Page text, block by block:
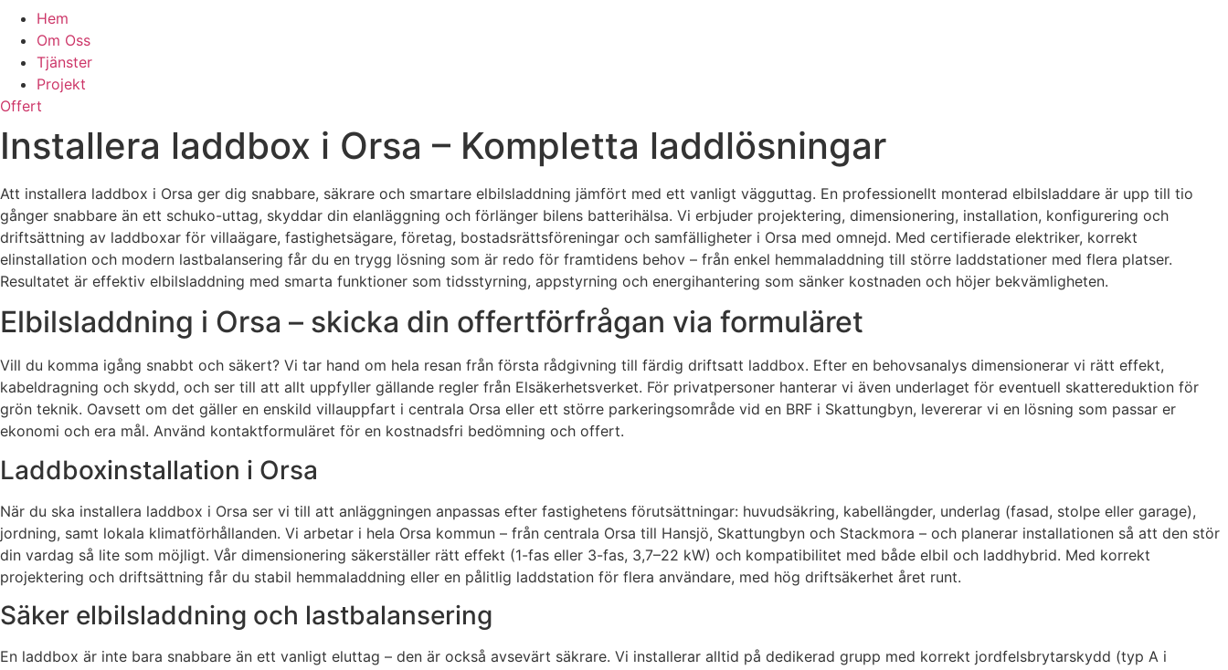
Hem
Om Oss
Tjänster
Projekt
Offert
Installera laddbox i Orsa – Kompletta laddlösningar
Att installera laddbox i Orsa ger dig snabbare, säkrare och smartare elbilsladdning jämfört med ett vanligt vägguttag. En professionellt monterad elbilsladdare är upp till tio
gånger snabbare än ett schuko-uttag, skyddar din elanläggning och förlänger bilens batterihälsa. Vi erbjuder projektering, dimensionering, installation, konfigurering och
driftsättning av laddboxar för villaägare, fastighetsägare, företag, bostadsrättsföreningar och samfälligheter i Orsa med omnejd. Med certifierade elektriker, korrekt
elinstallation och modern lastbalansering får du en trygg lösning som är redo för framtidens behov – från enkel hemmaladdning till större laddstationer med flera platser.
Resultatet är effektiv elbilsladdning med smarta funktioner som tidsstyrning, appstyrning och energihantering som sänker kostnaden och höjer bekvämligheten.
Elbilsladdning i Orsa – skicka din offertförfrågan via formuläret
Vill du komma igång snabbt och säkert? Vi tar hand om hela resan från första rådgivning till färdig driftsatt laddbox. Efter en behovsanalys dimensionerar vi rätt effekt,
kabeldragning och skydd, och ser till att allt uppfyller gällande regler från Elsäkerhetsverket. För privatpersoner hanterar vi även underlaget för eventuell skattereduktion för
grön teknik. Oavsett om det gäller en enskild villauppfart i centrala Orsa eller ett större parkeringsområde vid en BRF i Skattungbyn, levererar vi en lösning som passar er
ekonomi och era mål. Använd kontaktformuläret för en kostnadsfri bedömning och offert.
Laddboxinstallation i Orsa
När du ska installera laddbox i Orsa ser vi till att anläggningen anpassas efter fastighetens förutsättningar: huvudsäkring, kabellängder, underlag (fasad, stolpe eller garage),
jordning, samt lokala klimatförhållanden. Vi arbetar i hela Orsa kommun – från centrala Orsa till Hansjö, Skattungbyn och Stackmora – och planerar installationen så att den stör
din vardag så lite som möjligt. Vår dimensionering säkerställer rätt effekt (1-fas eller 3-fas, 3,7–22 kW) och kompatibilitet med både elbil och laddhybrid. Med korrekt
projektering och driftsättning får du stabil hemmaladdning eller en pålitlig laddstation för flera användare, med hög driftsäkerhet året runt.
Säker elbilsladdning och lastbalansering
En laddbox är inte bara snabbare än ett vanligt eluttag – den är också avsevärt säkrare. Vi installerar alltid på dedikerad grupp med korrekt jordfelsbrytarskydd (typ A i